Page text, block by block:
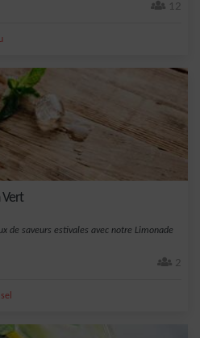
12
de saveurs estivales avec notre Limonade
2
sel